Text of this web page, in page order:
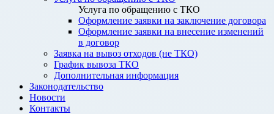
Услуга по обращению с ТКО
Оформление заявки на заключение договора
Оформление заявки на внесение изменений
в договор
Заявка на вывоз отходов (не ТКО)
График вывоза ТКО
Дополнительная информация
Законодательство
Новости
Контакты